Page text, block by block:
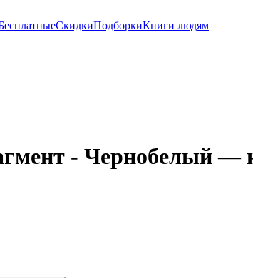
СкидкиПодборкиКниги людям
- Чернобелый —